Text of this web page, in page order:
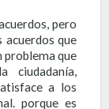
pero
que
problema que
a los
porque es